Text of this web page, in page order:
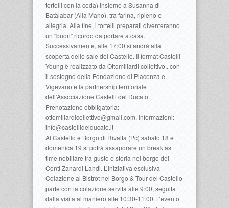
tortelli con la coda) insieme a Susanna di
Batàlabar (Alla Mano), tra farina, ripieno e
allegria. Alla fine, i tortelli preparati diventeranno
un “buon” ricordo da portare a casa.
Successivamente, alle 17:00 si andrà alla
scoperta delle sale del Castello. Il format Castelli
Young è realizzato da Ottomiliardi collettivo,. con
il sostegno della Fondazione di Piacenza e
Vigevano e la partnership territoriale
dell’Associazione Castelli del Ducato.
Prenotazione obbligatoria:
ottomiliardicollettivo@gmail.com. Informazioni:
info@castellidelducato.it
Al Castello e Borgo di Rivalta (Pc) sabato 18 e
domenica 19 si potrà assaporare un breakfast
time nobiliare tra gusto e storia nel borgo dei
Conti Zanardi Landi. L’iniziativa esclusiva
Colazione al Bistrot nel Borgo & Tour del Castello
parte con la colazione servita alle 9:00, seguita
dalla visita al maniero alle 10:30-11:00. L’evento